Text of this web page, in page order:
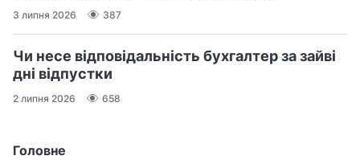
Головне
3 липня 2026 387
Чи несе відповідальність бухгалтер за зайві
дні відпустки
2 липня 2026 658